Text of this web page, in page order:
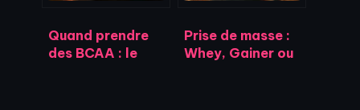
Quand prendre
des BCAA : le
Prise de masse :
Whey, Gainer ou